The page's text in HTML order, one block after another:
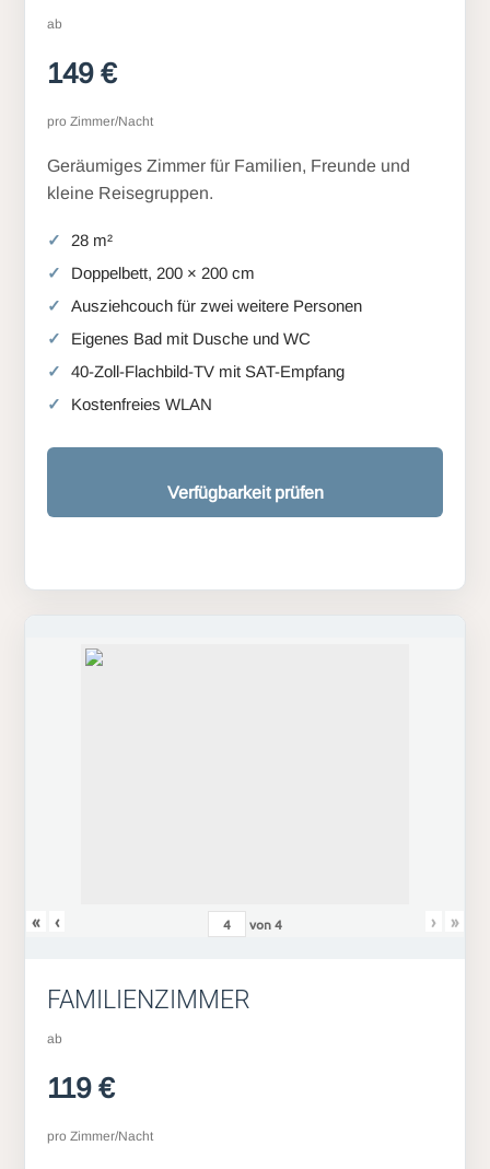
ab
149 €
pro Zimmer/Nacht
Geräumiges Zimmer für Familien, Freunde und
kleine Reisegruppen.
28 m²
Doppelbett, 200 × 200 cm
Ausziehcouch für zwei weitere Personen
Eigenes Bad mit Dusche und WC
40-Zoll-Flachbild-TV mit SAT-Empfang
Kostenfreies WLAN
Verfügbarkeit prüfen
« ‹ von4 › »
FAMILIENZIMMER
ab
119 €
pro Zimmer/Nacht